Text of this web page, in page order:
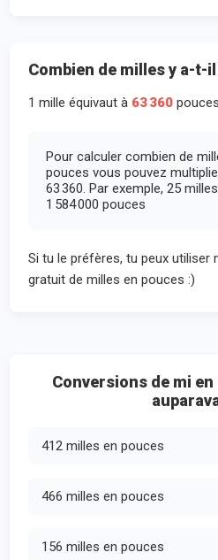
Combien de milles y a-t-
1 mille équivaut à 63 360
Pour calculer combien de
pouces vous pouvez
63 360. Par exemple, 25
1 584 000 pouces
Si tu le préfères, tu peux utiliser
gratuit de milles en pouces :)
Conversions de mi
412 milles en pouces
466 milles en pouces
156 milles en pouces